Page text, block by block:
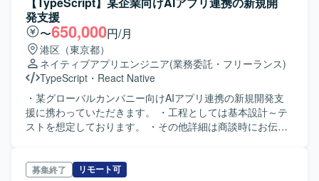
発支援
〜650,000円/月
港区（東京都）
ネイティブアプリエンジニア(業務委託・フリーランス)
TypeScript ・ React Native
・某グローバルカンパニー向けAIアプリ連携の新規開発支
援に携わっていただきます。 ・工程としては基本設計～テ
ストを想定しております。 ・その他詳細は商談時にお伝え
募集終了 リモート可